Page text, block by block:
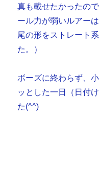
真も載せたかったの
ール力が弱いルアー
尾の形をストレート
た。）
ボーズに終わらず、
ッとした一日（日付
た(^^)